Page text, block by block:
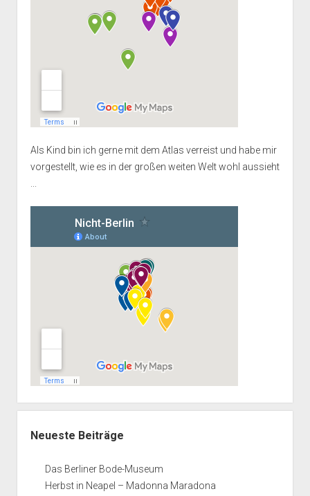
Als Kind bin ich gerne mit dem Atlas verreist und habe mir
vorgestellt, wie es in der großen weiten Welt wohl aussieht
Neueste Beiträge
Das Berliner Bode-Museum
Herbst in Neapel – Madonna Maradona